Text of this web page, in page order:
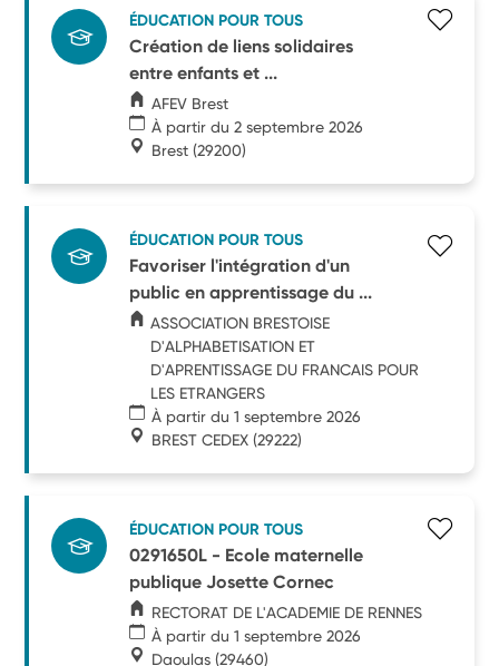
ÉDUCATION POUR TOUS
Création de liens solidaires
entre enfants et ...
AFEV Brest
À partir du 2 septembre 2026
Brest (29200)
ÉDUCATION POUR TOUS
Favoriser l'intégration d'un
public en apprentissage du ...
ASSOCIATION BRESTOISE
D'ALPHABETISATION ET
D'APRENTISSAGE DU FRANCAIS POUR
LES ETRANGERS
À partir du 1 septembre 2026
BREST CEDEX (29222)
ÉDUCATION POUR TOUS
0291650L - Ecole maternelle
publique Josette Cornec
RECTORAT DE L'ACADEMIE DE RENNES
À partir du 1 septembre 2026
Daoulas (29460)